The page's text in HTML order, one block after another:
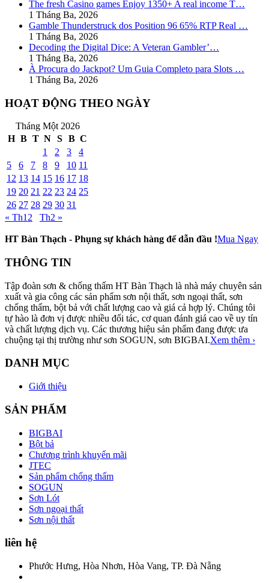
The fresh Casino games Enjoy 1350+ A real income T…
1 Tháng Ba, 2026
Gamble Thunderstruck dos Position 96 65% RTP Real …
1 Tháng Ba, 2026
Decoding the Digital Dice: A Veteran Gambler’…
1 Tháng Ba, 2026
À Procura do Jackpot? Um Guia Completo para Slots …
1 Tháng Ba, 2026
HOẠT ĐỘNG THEO NGÀY
Tháng Một 2026
H B T N S B C
1
2 3
4
5
6 7 8 9 10 11
12 13 14 15 16 17 18
19 20 21 22 23 24 25
26 27 28 29 30 31
« Th12
Th2 »
HT Bàn Thạch - Phụng sự khách hàng để dẫn đầu !Mua Ngay
THÔNG TIN
Tập đoàn sơn & chống thấm HT Bàn Thạch là nhà máy chuyên sản
xuất và gia công các sản phẩm sơn nội thất, sơn ngoại thất, sơn
chống thấm, bột bả với chất lượng cao và giá cả hợp lý. Chúng tôi
tự hào là đơn vị được nhiều đối tác, cơ quan đánh giá cao về uy tín
và chất lượng dịch vụ. Các thương hiệu sản phẩm đang được ưa
chuộng tại thị trường như sơn SOGUN, sơn BIGBAI.Xem thêm ›
DANH MỤC
Giới thiệu
SẢN PHẨM
BIGBAI
Bột bả
Chương trình khuyến mãi
JTEC
Sản phẩm chống thấm
SOGUN
Sơn Lót
Sơn ngoại thất
Sơn nội thất
liên hệ
Phước Hưng, Hòa Nhơn, Hòa Vang, TP. Đà Nẵng